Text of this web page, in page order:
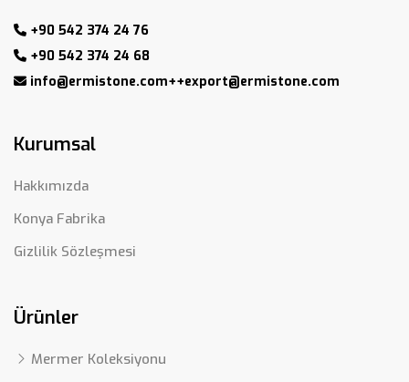
+90 542 374 24 76
+90 542 374 24 68
info@ermistone.com++export@ermistone.com
Kurumsal
Hakkımızda
Konya Fabrika
Gizlilik Sözleşmesi
Ürünler
Mermer Koleksiyonu